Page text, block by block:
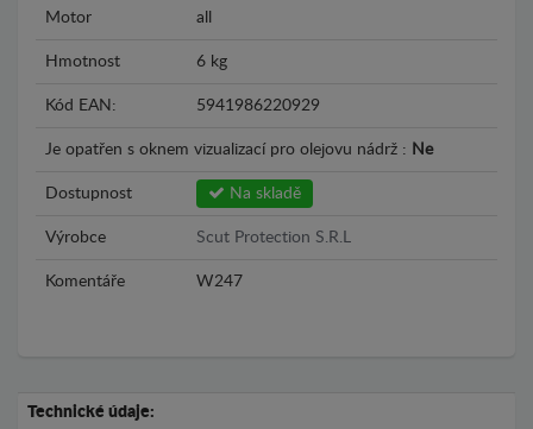
Motor all
Hmotnost 6 kg
Kód EAN: 5941986220929
Je opatřen s oknem vizualizací pro olejovu nádrž : Ne
Dostupnost Na skladě
Výrobce Scut Protection S.R.L
Komentáře W247
Technické údaje: